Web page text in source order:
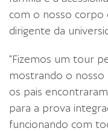
com o nosso corpo
dirigente da
“Fizemos um tour
mostrando o
os pais
para a prova
funcionando com